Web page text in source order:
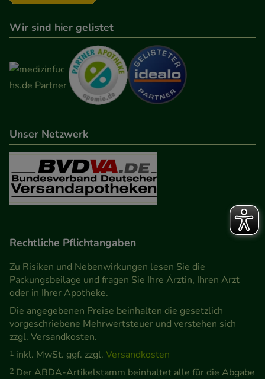
Wir sind hier gelistet
Unser Netzwerk
Rechtliche Pflichtangaben
Zu Risiken und Nebenwirkungen lesen Sie die
Packungsbeilage und fragen Sie Ihre Ärztin, Ihren Arzt
oder in Ihrer Apotheke.
Die angegebenen Preise beinhalten die gesetzlich
vorgeschriebene Mehrwertsteuer und verstehen sich
zzgl. Versandkosten.
1 inkl. MwSt. ggf. zzgl. Versandkosten
2 Der ABDA-Artikelstamm beinhaltet alle für die Abgabe